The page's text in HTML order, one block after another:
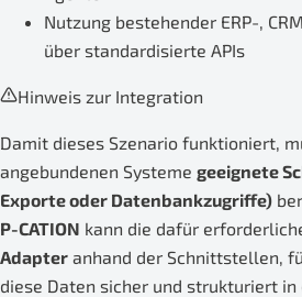
Nutzung bestehender ERP-,
über standardisierte APIs
Hinweis zur Integration
Damit dieses Szenario funktioniert,
angebundenen Systeme geeignete
Exporte oder Datenbankzugriffe)
P-CATION kann die dafür
Adapter anhand der Schnittstellen,
diese Daten sicher und strukturiert in